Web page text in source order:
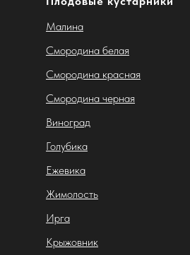
Малина
Смородина белая
Смородина красная
Смородина черная
Виноград
Голубика
Ежевика
Жимолость
Ирга
Крыжовник